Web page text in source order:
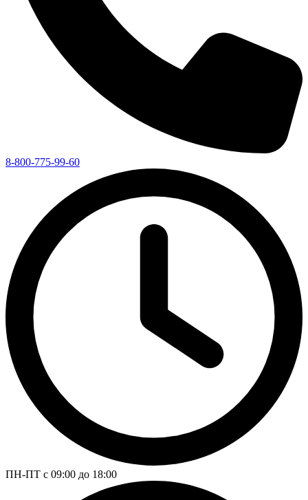
8-800-775-99-60
ПН-ПТ с 09:00 до 18:00